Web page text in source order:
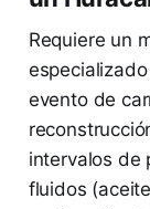
Requiere un
evento de
intervalos de
fluidos